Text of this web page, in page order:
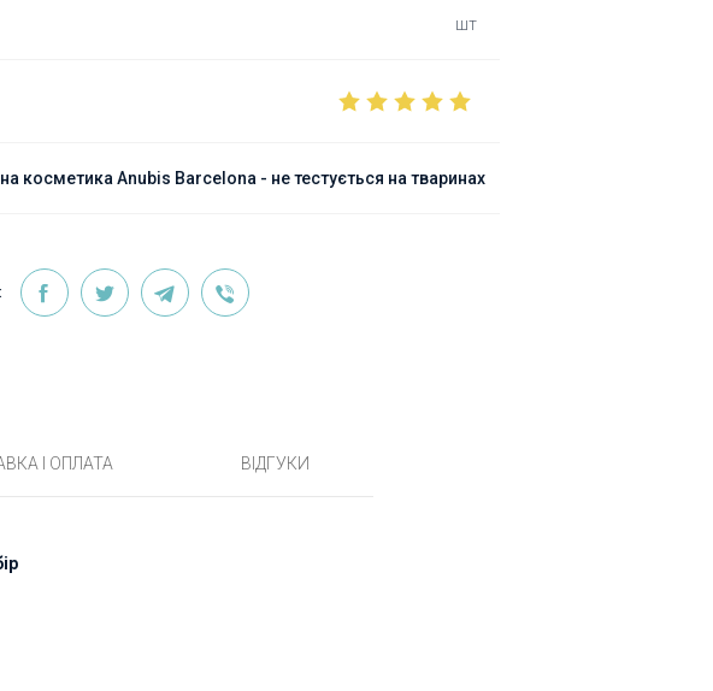
шт
косметика Anubis Barcelona - не тестується на тваринах
І ОПЛАТА ВІДГУКИ